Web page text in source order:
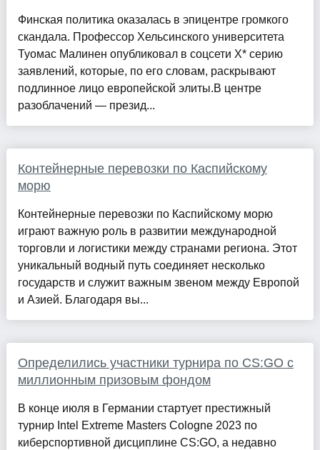
Финская политика оказалась в эпицентре громкого
скандала. Профессор Хельсинского университета
Туомас Малинен опубликовал в соцсети X* серию
заявлений, которые, по его словам, раскрывают
подлинное лицо европейской элиты.В центре
разоблачений — презид...
Контейнерные перевозки по Каспийскому
морю
Контейнерные перевозки по Каспийскому морю
играют важную роль в развитии международной
торговли и логистики между странами региона. Этот
уникальный водный путь соединяет несколько
государств и служит важным звеном между Европой
и Азией. Благодаря вы...
Определились участники турнира по CS:GO с
миллионным призовым фондом
В конце июля в Германии стартует престижный
турнир Intel Extreme Masters Cologne 2023 по
киберспортивной дисциплине CS:GO, а недавно